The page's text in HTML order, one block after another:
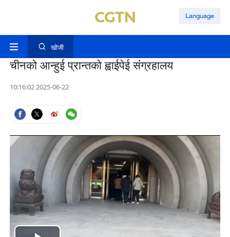
Language
खोजी
चीनको आन्हुई प्रान्तको ह्वाईपेई संग्रहालय
10:16:02 2025-06-22